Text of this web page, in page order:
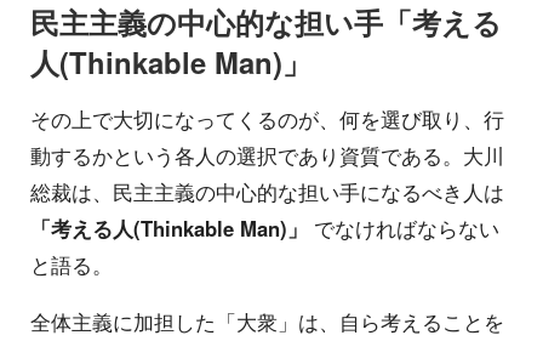
民主主義の中心的な担い手「考える
人(Thinkable Man)」
その上で大切になってくるのが、何を選び取り、行
動するかという各人の選択であり資質である。大川
総裁は、民主主義の中心的な担い手になるべき人は
「考える人(Thinkable Man)」
でなければならない
と語る。
全体主義に加担した「大衆」は、自ら考えることを